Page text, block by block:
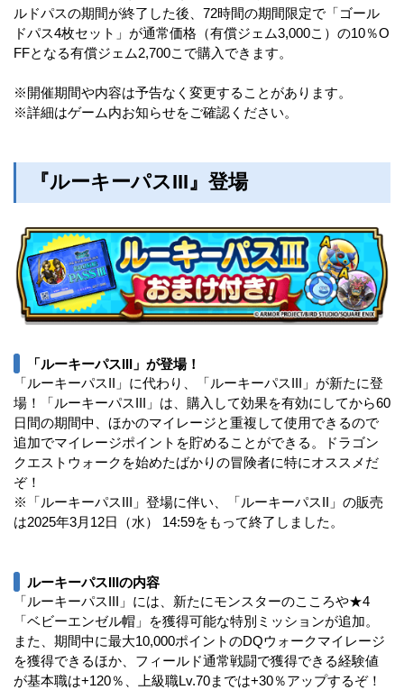
ルドパスの期間が終了した後、72時間の期間限定で「ゴール
ドパス4枚セット」が通常価格（有償ジェム3,000こ）の10％O
FFとなる有償ジェム2,700こで購入できます。
※開催期間や内容は予告なく変更することがあります。
※詳細はゲーム内お知らせをご確認ください。
『ルーキーパスIII』登場
「ルーキーパスIII」が登場！
「ルーキーパスII」に代わり、「ルーキーパスIII」が新たに登
場！「ルーキーパスIII」は、購入して効果を有効にしてから60
日間の期間中、ほかのマイレージと重複して使用できるので
追加でマイレージポイントを貯めることができる。ドラゴン
クエストウォークを始めたばかりの冒険者に特にオススメだ
ぞ！
※「ルーキーパスIII」登場に伴い、「ルーキーパスII」の販売
は2025年3月12日（水） 14:59をもって終了しました。
ルーキーパスIIIの内容
「ルーキーパスIII」には、新たにモンスターのこころや★4
「ベビーエンゼル帽」を獲得可能な特別ミッションが追加。
また、期間中に最大10,000ポイントのDQウォークマイレージ
を獲得できるほか、フィールド通常戦闘で獲得できる経験値
が基本職は+120％、上級職Lv.70までは+30％アップするぞ！